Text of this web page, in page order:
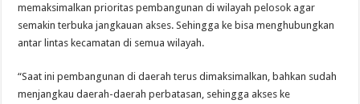
memaksimalkan prioritas pembangunan di wilayah pelosok agar
semakin terbuka jangkauan akses. Sehingga ke bisa menghubungkan
antar lintas kecamatan di semua wilayah.
“Saat ini pembangunan di daerah terus dimaksimalkan, bahkan sudah
menjangkau daerah-daerah perbatasan, sehingga akses ke